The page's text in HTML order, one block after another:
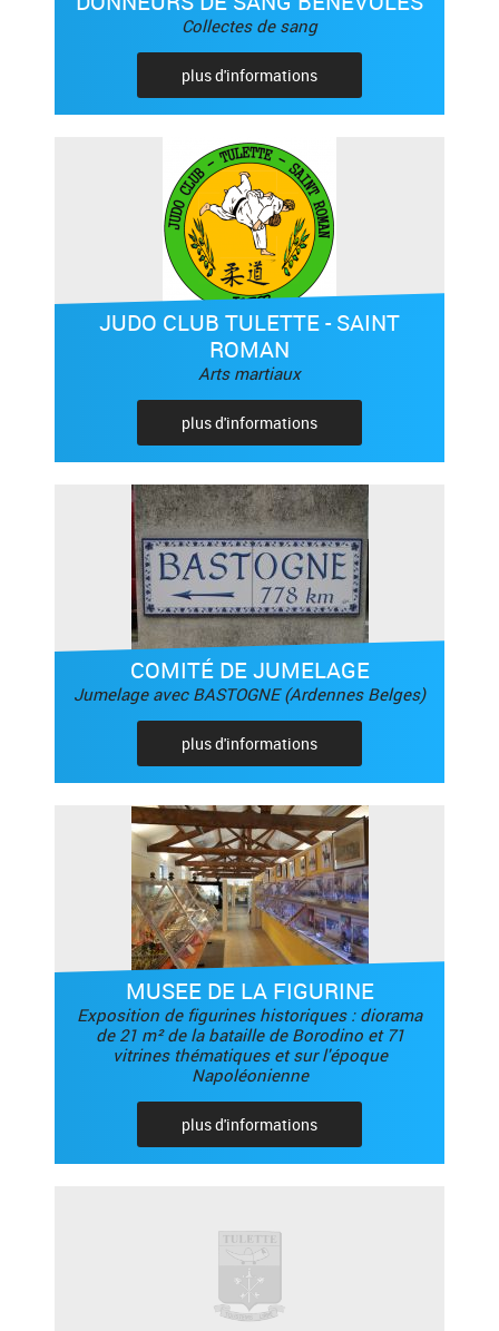
Collectes de sang
plus d'informations
JUDO CLUB TULETTE - SAINT
ROMAN
Arts martiaux
plus d'informations
COMITÉ DE JUMELAGE
Jumelage avec BASTOGNE (Ardennes Belges)
plus d'informations
MUSEE DE LA FIGURINE
Exposition de figurines historiques : diorama
de 21 m² de la bataille de Borodino et 71
vitrines thématiques et sur l'époque
Napoléonienne
plus d'informations